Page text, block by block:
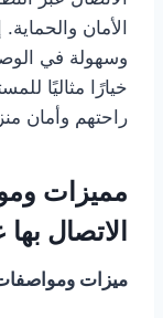
الأمان
وسهولة في
خيارًا مثاليًا
راحتهم وأمان
مميزات
الاتصال
ميزات ومواصفات